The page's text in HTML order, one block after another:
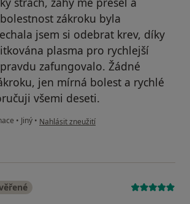
zákroku byla
jsem si odebrat krev, díky
plasma pro rychlejší
zafungovalo. Žádné
jen mírná bolest a rychlé
všemi deseti.
• Jiný • podle názoru uživatele Kateřina Jakoubková
Nahlásit zneužití